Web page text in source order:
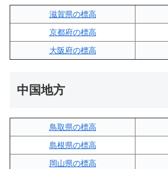
滋賀県の標高
京都府の標高
大阪府の標高
中国地方
鳥取県の標高
島根県の標高
岡山県の標高